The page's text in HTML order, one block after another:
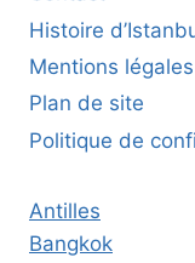
Histoire
Mentions légales
Plan de site
Politique de
Antilles
Bangkok